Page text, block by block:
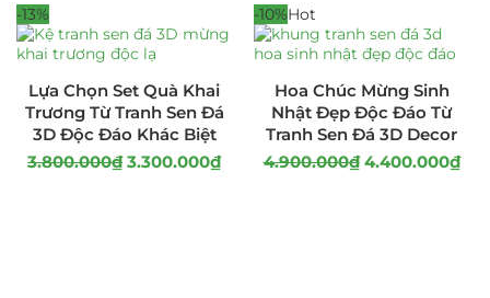
-13%
Lựa Chọn Set Quà Khai
Trương Từ Tranh Sen Đá
3D Độc Đáo Khác Biệt
3.800.000₫ 3.300.000₫
-10%Hot
Hoa Chúc Mừng Sinh
Nhật Đẹp Độc Đáo Từ
Tranh Sen Đá 3D Decor
4.900.000₫ 4.400.000₫